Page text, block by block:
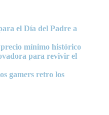
el Día del Padre a
mínimo histórico
para revivir el
gamers retro los